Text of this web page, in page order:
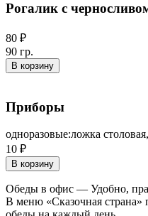
Рогалик с
80 ₽
90 гр.
В корзину
Приборы
одноразовые:ложка
10 ₽
В корзину
Обеды в офис — Удобно,
В меню «Сказочная страна»